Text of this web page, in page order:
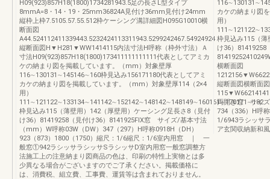
H09(923)857H18(1800)1734281943.5足の長さL型タイプ
8mmA=8・14・19・25mm36824A見付け36mm見付け24mm
縦枠上枠7.5105.57.55.512枠ケーシング溝詳細図H095G10010横
断面図
A44.524112411339443.5232424113311943.5299242467.54924924
縦断面図H▼H281▼WW1414115内法寸法H呼称（枠外寸法）Ａ
寸法H09(923)857H18(1800)173411111111111代表としてアミカ
ケの納まり図を掲載しています。（mm）対象壁厚
116∼130131∼145146∼160枠見込み156171180代表としてアミ
カケの納まり図を掲載しています。（mm）対象壁厚114（2×4
用）
111∼121122∼133134∼141142∼152142∼148142∼148149∼160161∼170171∼182
枠見込み115（薄壁用）142（厚壁用）ケーシング足長さ8（見付
け36）81419258（見付け36）8141925FIX窓 サイズ/基本寸法
（mm）W呼称03W（DW）347（297）H呼称0918H（DH）
923（873）1800（1750）縮尺：1/6縮尺：1/6室内用窓 ｜ 一
般窓①942ラシッサラシッサSラシッサD室内用窓一般窓調整方
法施工上の注意納まり図商品の色は、印刷の特性上実物とは多
少異なる場合がございますのでご了承ください。掲載価格に
は、消費税、組立費、工事費、運賃等は含まれておりません。
カケの納まり図
用）
枠見込み115（薄
け36）81419258
横断面図
縦断面図横断面図
両開き窓 サイズ
734（336）H呼
1/6943ラシッサ
ア玄関収納新和